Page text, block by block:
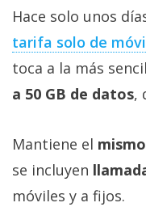
Hace solo unos
tarifa solo de
toca a la más
a 50 GB de datos,
Mantiene el
se incluyen
móviles y a fijos.